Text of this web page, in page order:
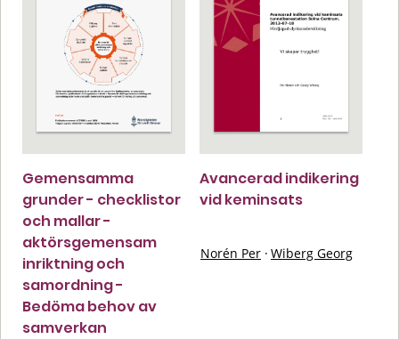
Gemensamma
grunder - checklistor
och mallar -
aktörsgemensam
inriktning och
samordning -
Bedöma behov av
samverkan
Avancerad indikering
vid keminsats
Norén Per · Wiberg Georg